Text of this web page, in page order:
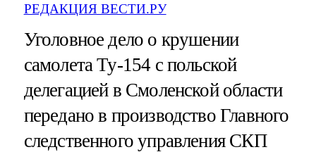
РЕДАКЦИЯ ВЕСТИ.РУ
Уголовное дело о крушении
самолета Ту-154 с польской
делегацией в Смоленской области
передано в производство Главного
следственного управления СКП